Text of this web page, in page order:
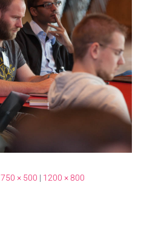
750 × 500 | 1200 × 800